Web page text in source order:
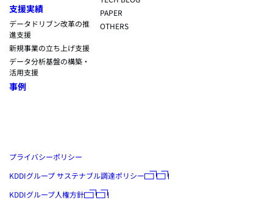
プライバシーポリシー
KDDIグループ サステナブル調達ポリシー
KDDIグループ人権方針
支援実績
データドリブン改革の推
進支援
新規事業の立ち上げ支援
データ分析基盤の構築・
活用支援
事例
PAPER
OTHERS